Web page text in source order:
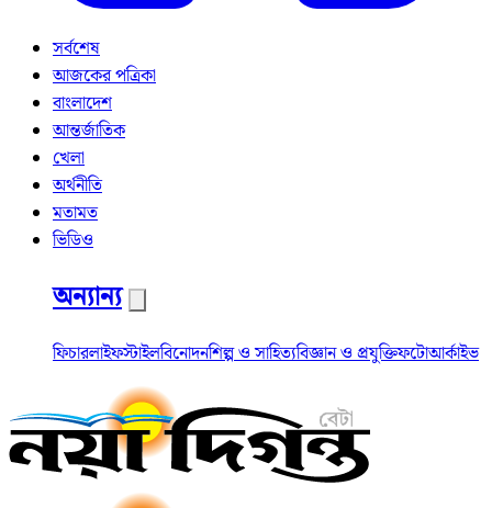
সর্বশেষ
আজকের পত্রিকা
বাংলাদেশ
আন্তর্জাতিক
খেলা
অর্থনীতি
মতামত
ভিডিও
অন্যান্য
ফিচারলাইফস্টাইলবিনোদনশিল্প ও সাহিত্যবিজ্ঞান ও প্রযুক্তিফটোআর্কাইভ